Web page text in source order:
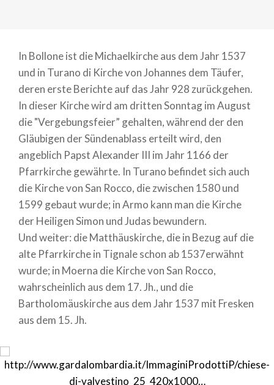
In Bollone ist die Michaelkirche aus dem Jahr 1537
und in Turano di Kirche von Johannes dem Täufer,
deren erste Berichte auf das Jahr 928 zurückgehen.
In dieser Kirche wird am dritten Sonntag im August
die "Vergebungsfeier” gehalten, während der den
Gläubigen der Sündenablass erteilt wird, den
angeblich Papst Alexander III im Jahr 1166 der
Pfarrkirche gewährte. In Turano befindet sich auch
die Kirche von San Rocco, die zwischen 1580 und
1599 gebaut wurde; in Armo kann man die Kirche
der Heiligen Simon und Judas bewundern.
Und weiter: die Matthäuskirche, die in Bezug auf die
alte Pfarrkirche in Tignale schon ab 1537erwähnt
wurde; in Moerna die Kirche von San Rocco,
wahrscheinlich aus dem 17. Jh., und die
Bartholomäuskirche aus dem Jahr 1537 mit Fresken
aus dem 15. Jh.